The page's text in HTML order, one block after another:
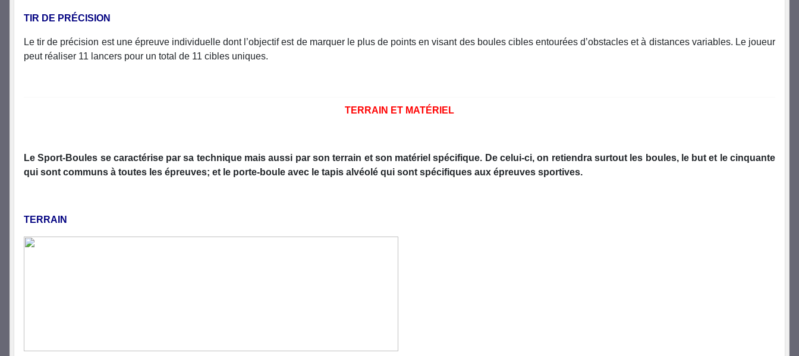
TIR DE PRÉCISION
Le tir de précision est une épreuve individuelle dont l’objectif est de marquer le plus de points en visant des boules cibles entourées d’obstacles et à distances variables. Le joueur
peut réaliser 11 lancers pour un total de 11 cibles uniques.
TERRAIN ET MATÉRIEL
Le Sport-Boules se caractérise par sa technique mais aussi par son terrain et son matériel spécifique. De celui-ci, on retiendra surtout les boules, le but et le cinquante
qui sont communs à toutes les épreuves; et le porte-boule avec le tapis alvéolé qui sont spécifiques aux épreuves sportives.
TERRAIN